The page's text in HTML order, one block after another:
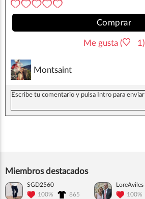
Comprar
Me gusta ( 1)
Montsaint
Miembros destacados
SGD2560
100%
865
LoreAviles
100%